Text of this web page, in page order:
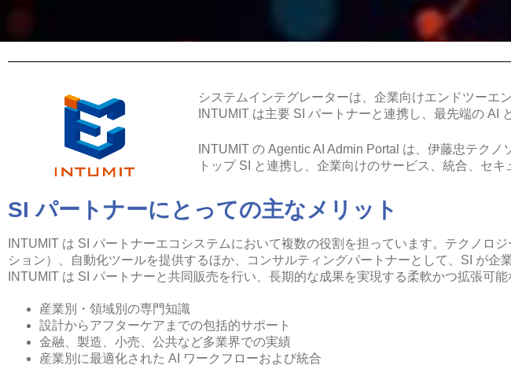
システムインテグレーターは、企業向けエンドツーエ
INTUMIT は主要 SI パートナーと連携し、最先端の AI
INTUMIT の Agentic AI Admin Portal は、伊藤忠テク
トップ SI と連携し、企業向けのサービス、統合、セキ
SI パートナーにとっての主なメリット
INTUMIT は SI パートナーエコシステムにおいて複数の役割を担っています。テクノロ
ション）、自動化ツールを提供するほか、コンサルティングパートナーとして、SI が企
INTUMIT は SI パートナーと共同販売を行い、長期的な成果を実現する柔軟かつ拡張可
産業別・領域別の専門知識
設計からアフターケアまでの包括的サポート
金融、製造、小売、公共など多業界での実績
産業別に最適化された AI ワークフローおよび統合